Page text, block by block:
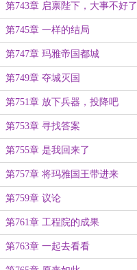
第743章 启禀陛下，大事不好了
第745章 一样的结局
第747章 玛雅帝国都城
第749章 夺城灭国
第751章 放下兵器，投降吧
第753章 寻找答案
第755章 是我回来了
第757章 将玛雅国王带进来
第759章 议论
第761章 工程院的成果
第763章 一起去看看